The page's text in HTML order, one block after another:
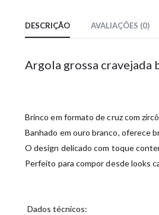
DESCRIÇÃO AVALIAÇÕES (0)
Argola grossa cravejada
Brinco em formato de cruz com
Banhado em ouro branco, oferece
O design delicado com toque
Perfeito para compor desde looks
Dados técnicos: